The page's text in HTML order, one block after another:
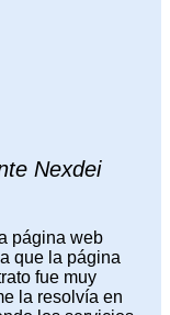
Nexdei
página web
que la página
fue muy
la resolvía en